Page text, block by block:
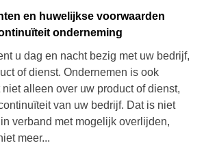
en huwelijkse voorwaarden
onderneming
u dag en nacht bezig met uw bedrijf,
of dienst. Ondernemen is ook
alleen over uw product of dienst,
van uw bedrijf. Dat is niet
verband met mogelijk overlijden,
meer...